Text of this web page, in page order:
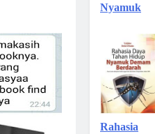
Nyamuk
Rahasia